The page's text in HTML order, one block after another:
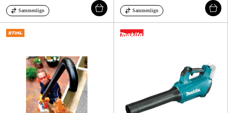
Sammenlign Sammenlign